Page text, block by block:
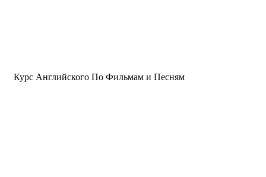
Курс Английского По Фильмам и Песням